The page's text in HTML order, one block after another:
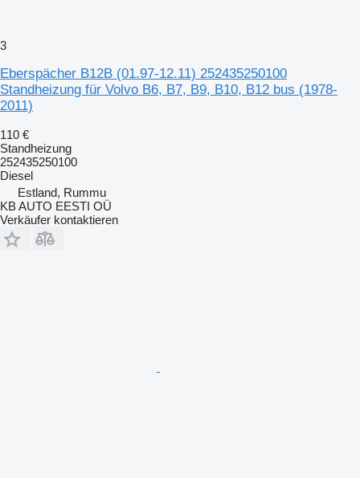
3
Eberspächer B12B (01.97-12.11) 252435250100
Standheizung für Volvo B6, B7, B9, B10, B12 bus (1978-
2011)
110 €
Standheizung
252435250100
Diesel
Estland, Rummu
KB AUTO EESTI OÜ
Verkäufer kontaktieren